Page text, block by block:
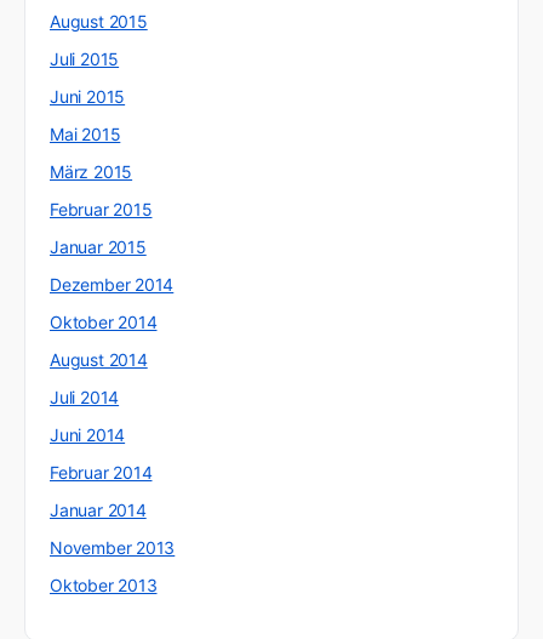
August 2015
Juli 2015
Juni 2015
Mai 2015
März 2015
Februar 2015
Januar 2015
Dezember 2014
Oktober 2014
August 2014
Juli 2014
Juni 2014
Februar 2014
Januar 2014
November 2013
Oktober 2013